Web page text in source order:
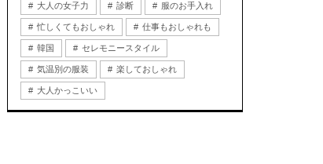
大人の女子力 診断 服のお手入れ
忙しくてもおしゃれ 仕事もおしゃれも
韓国 セレモニースタイル
気温別の服装 楽しておしゃれ
大人かっこいい